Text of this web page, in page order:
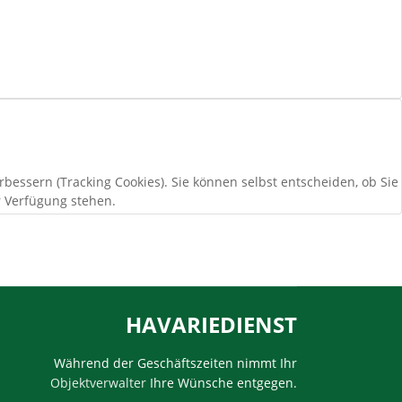
HAVARIEDIENST
Während der Geschäftszeiten nimmt Ihr
Objektverwalter Ihre Wünsche entgegen.
(Tracking Cookies). Sie können selbst entscheiden, ob Sie
stehen.